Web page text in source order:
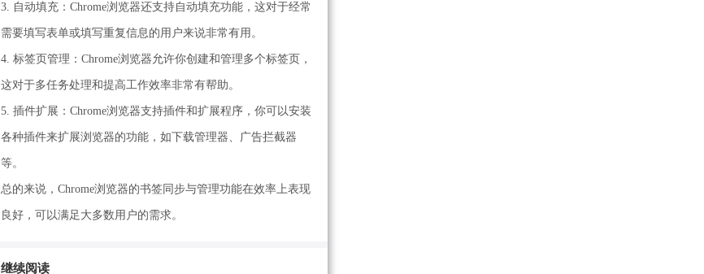
3. 自动填充：Chrome浏览器还支持自动填充功能，这对于经常
需要填写表单或填写重复信息的用户来说非常有用。
4. 标签页管理：Chrome浏览器允许你创建和管理多个标签页，
这对于多任务处理和提高工作效率非常有帮助。
5. 插件扩展：Chrome浏览器支持插件和扩展程序，你可以安装
各种插件来扩展浏览器的功能，如下载管理器、广告拦截器
等。
总的来说，Chrome浏览器的书签同步与管理功能在效率上表现
良好，可以满足大多数用户的需求。
继续阅读